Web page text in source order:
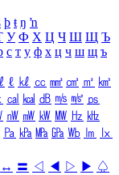
þ ŧ ŋ ŉ
У Ф Х Ц Ч Ш Щ Ъ
с т у ф х ц ч ш щ ъ
ℓ ㎘ ㏄ ㎣ ㎤ ㎥ ㎦
㎈ ㎉ ㏈ ㎧ ㎨ ㎰
㎻ ㎽ ㎾ ㎿ ㎐ ㎑
㎩ ㎪ ㎫ ㎬ ㏝ ㏐
㏓
↔ 〓 ◁ ◀ ▷ ▶ ♤